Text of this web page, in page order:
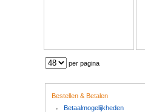
per pagina
Bestellen & Betalen
Betaalmogelijkheden